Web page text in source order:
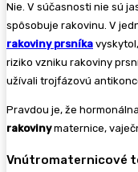
Nie. V súčasnosti nie sú
spôsobuje rakovinu. V
rakoviny prsníka
riziko vzniku rakoviny
užívali trojfázovú
Pravdou je, že
rakovinymaternice,
Vnútromaternicové